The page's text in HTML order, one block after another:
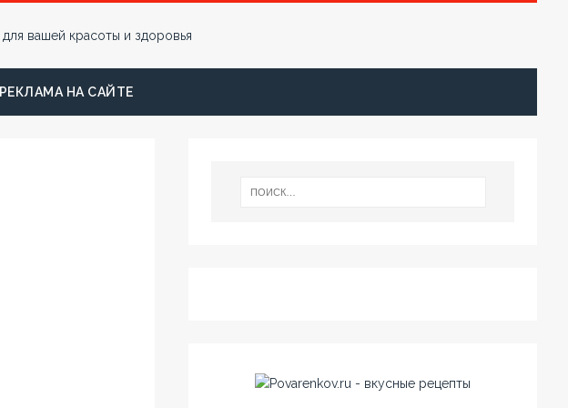
РЕКЛАМА НА САЙТЕ